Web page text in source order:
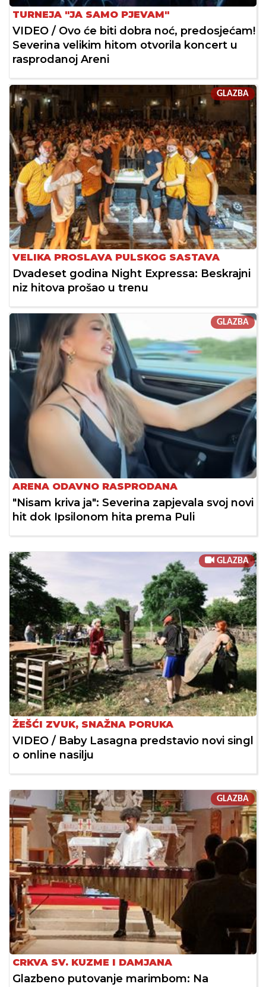
TURNEJA "JA SAMO PJEVAM"
VIDEO / Ovo će biti dobra noć, predosjećam!
Severina velikim hitom otvorila koncert u
rasprodanoj Areni
GLAZBA
VELIKA PROSLAVA PULSKOG SASTAVA
Dvadeset godina Night Expressa: Beskrajni
niz hitova prošao u trenu
GLAZBA
ARENA ODAVNO RASPRODANA
"Nisam kriva ja": Severina zapjevala svoj novi
hit dok Ipsilonom hita prema Puli
GLAZBA
ŽEŠĆI ZVUK, SNAŽNA PORUKA
VIDEO / Baby Lasagna predstavio novi singl
o online nasilju
GLAZBA
CRKVA SV. KUZME I DAMJANA
Glazbeno putovanje marimbom: Na